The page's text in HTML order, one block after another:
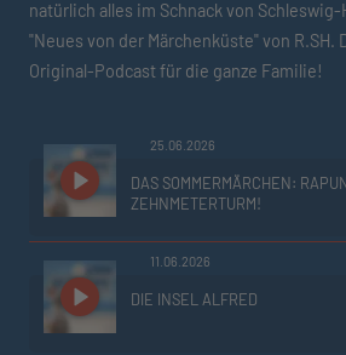
natürlich alles im Schnack von
"Neues von der Märchenküste" von R.SH.
Original-Podcast für die ganze Familie!
25.06.2026
DAS SOMMERMÄRCHEN:
ZEHNMETERTURM!
11.06.2026
DIE INSEL ALFRED